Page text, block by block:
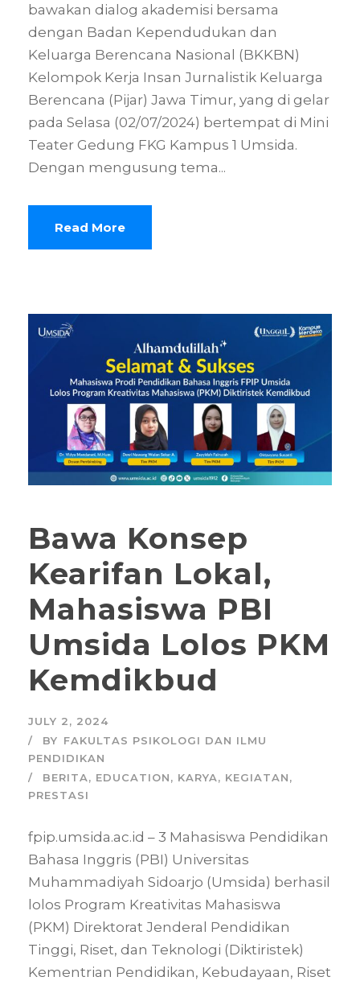
bawakan dialog akademisi bersama
dengan Badan Kependudukan dan
Keluarga Berencana Nasional (BKKBN)
Kelompok Kerja Insan Jurnalistik Keluarga
Berencana (Pijar) Jawa Timur, yang di gelar
pada Selasa (02/07/2024) bertempat di Mini
Teater Gedung FKG Kampus 1 Umsida.
Dengan mengusung tema...
Read More
Bawa Konsep
Kearifan Lokal,
Mahasiswa PBI
Umsida Lolos PKM
Kemdikbud
JULY 2, 2024
BY FAKULTAS PSIKOLOGI DAN ILMU
PENDIDIKAN
BERITA, EDUCATION, KARYA, KEGIATAN,
PRESTASI
fpip.umsida.ac.id – 3 Mahasiswa Pendidikan
Bahasa Inggris (PBI) Universitas
Muhammadiyah Sidoarjo (Umsida) berhasil
lolos Program Kreativitas Mahasiswa
(PKM) Direktorat Jenderal Pendidikan
Tinggi, Riset, dan Teknologi (Diktiristek)
Kementrian Pendidikan, Kebudayaan, Riset